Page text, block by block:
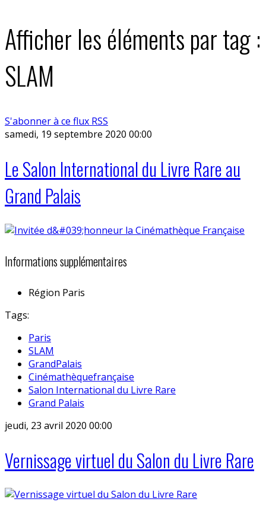
Afficher les éléments par tag :
SLAM
S'abonner à ce flux RSS
samedi, 19 septembre 2020 00:00
Le Salon International du Livre Rare au
Grand Palais
Informations supplémentaires
Région Paris
Tags:
Paris
SLAM
GrandPalais
Cinémathèquefrançaise
Salon International du Livre Rare
Grand Palais
jeudi, 23 avril 2020 00:00
Vernissage virtuel du Salon du Livre Rare